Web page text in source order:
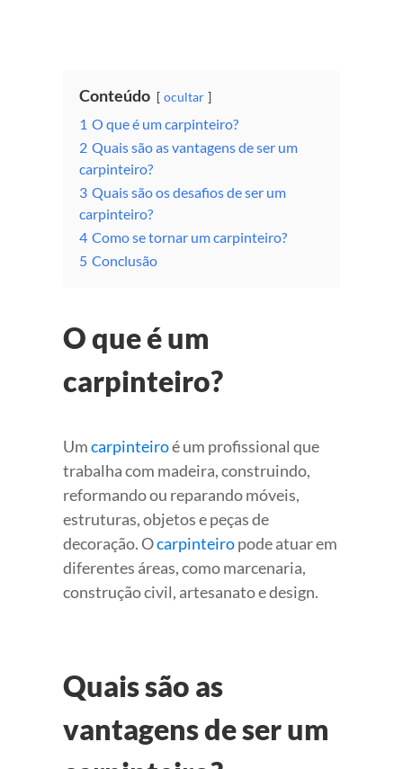
Conteúdo ocultar
1 O que é um carpinteiro?
2 Quais são as vantagens de ser um
carpinteiro?
3 Quais são os desafios de ser um
carpinteiro?
4 Como se tornar um carpinteiro?
5 Conclusão
O que é um
carpinteiro?
Umcarpinteiroé um profissional que
trabalha com madeira, construindo,
reformando ou reparando móveis,
estruturas, objetos e peças de
decoração. Ocarpinteiropode atuar em
diferentes áreas, como marcenaria,
construção civil, artesanato e design.
Quais são as
vantagens de ser um